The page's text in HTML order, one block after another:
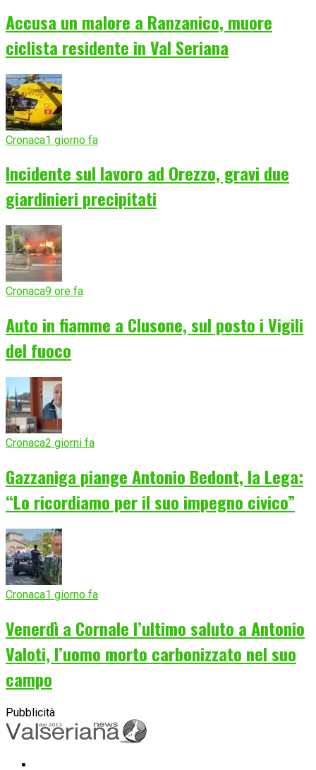
Accusa un malore a Ranzanico, muore
ciclista residente in Val Seriana
Cronaca1 giorno fa
Incidente sul lavoro ad Orezzo, gravi due
giardinieri precipitati
Cronaca9 ore fa
Auto in fiamme a Clusone, sul posto i Vigili
del fuoco
Cronaca2 giorni fa
Gazzaniga piange Antonio Bedont, la Lega:
“Lo ricordiamo per il suo impegno civico”
Cronaca1 giorno fa
Venerdì a Cornale l’ultimo saluto a Antonio
Valoti, l’uomo morto carbonizzato nel suo
campo
Pubblicità